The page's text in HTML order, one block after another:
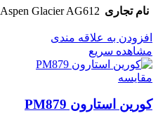
نام تجاری Aspen Glacier AG612
افزودن به علاقه مندی
مشاهده سریع
مقایسه
کورین استارون PM879